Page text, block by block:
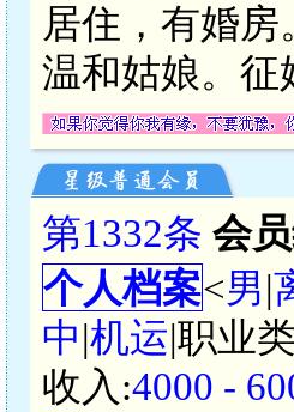
居住，有婚
温和姑娘。征
第1332条 会
个人档案<男|
中|机运|职业
收入:4000 -